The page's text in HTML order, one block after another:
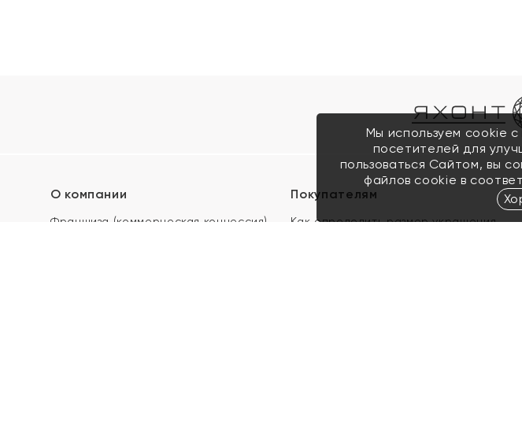
О компании
Франшиза (коммерческая концессия)
Покупателям
Как определить размер украшения
Мы используем cookie
посетителей для
пользоваться Сайтом, вы
файлов cookie в